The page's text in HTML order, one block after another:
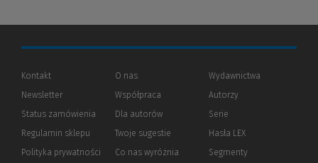
Kontakt
Newsletter
Status zamówienia
Regulamin sklepu
Polityka prywatności (Nowe
(Link
O nas
Współpraca
Dla autorów(Nowe
(Link
innej
Twoje sugestie
Co nas wyróżnia
Wydawnictwa
Autorzy
Serie
Hasła LEX
Segmenty